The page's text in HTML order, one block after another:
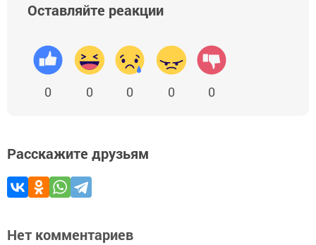
Оставляйте реакции
0 0 0 0 0
Расскажите друзьям
Нет комментариев